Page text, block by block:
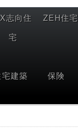
志向住
宅
ZEH住宅
建築 保険